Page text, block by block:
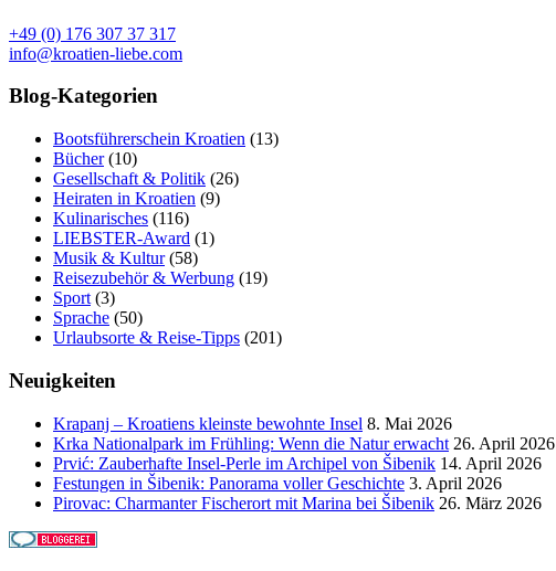
+49 (0) 176 307 37 317
info@kroatien-liebe.com
Blog-Kategorien
Bootsführerschein Kroatien (13)
Bücher(10)
Gesellschaft & Politik (26)
Heiraten in Kroatien (9)
Kulinarisches (116)
LIEBSTER-Award (1)
Musik & Kultur(58)
Reisezubehör & Werbung (19)
Sport (3)
Sprache (50)
Urlaubsorte & Reise-Tipps (201)
Neuigkeiten
Krapanj – Kroatiens kleinste bewohnte Insel 8. Mai 2026
Krka Nationalpark im Frühling: Wenn die Natur erwacht 26. April 2026
Prvić: Zauberhafte Insel-Perle im Archipel von Šibenik 14. April 2026
Festungen in Šibenik: Panorama voller Geschichte 3. April 2026
Pirovac: Charmanter Fischerort mit Marina bei Šibenik 26. März 2026